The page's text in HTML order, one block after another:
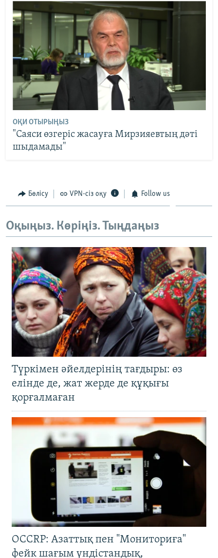
ОҚИ ОТЫРЫҢЫЗ
"Саяси өзгеріс жасауға Мирзияевтың дәті
шыдамады"
Бөлісу VPN-сіз оқу Follow us
Оқыңыз. Көріңіз. Тыңдаңыз
Түркімен әйелдерінің тағдыры: өз
елінде де, жат жерде де құқығы
қорғалмаған
OCCRP: Азаттық пен "Мониториға"
фейк шағым үндістандық,